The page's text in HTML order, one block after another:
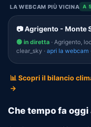
LA WEBCAM PIÙ VICINA A
📷 Agrigento - Monte
🟢 in diretta · Agrigento,
clear_sky · apri la webcam
📊 Scopri il bilancio
→
Che tempo fa